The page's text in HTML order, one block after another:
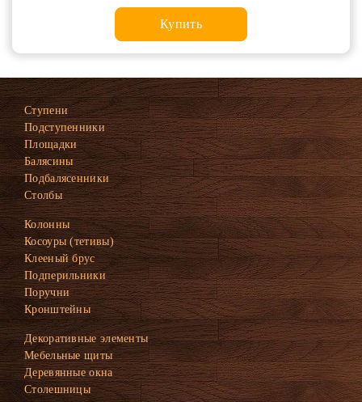
Купить
Ступени
Подступенники
Площадки
Балясины
Подбалясенники
Столбы
Колонны
Косоуры (тетивы)
Клееный брус
Подперильники
Поручни
Кронштейны
Декоративные элементы
Мебельные щиты
Деревянные окна
Столешницы